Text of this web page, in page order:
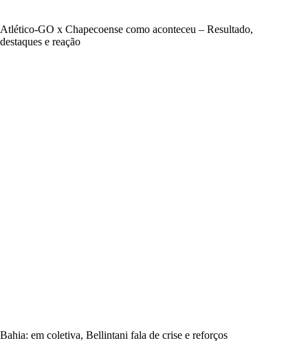
Atlético-GO x Chapecoense como aconteceu – Resultado,
destaques e reação
Bahia: em coletiva, Bellintani fala de crise e reforços